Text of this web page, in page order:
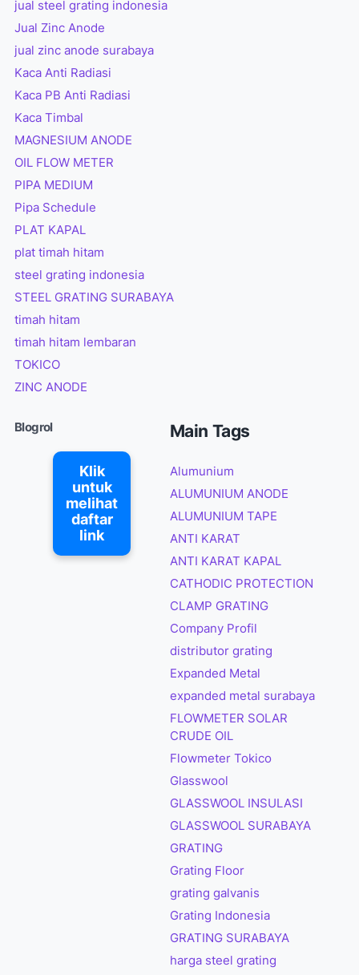
jual steel grating indonesia
Jual Zinc Anode
jual zinc anode surabaya
Kaca Anti Radiasi
Kaca PB Anti Radiasi
Kaca Timbal
MAGNESIUM ANODE
OIL FLOW METER
PIPA MEDIUM
Pipa Schedule
PLAT KAPAL
plat timah hitam
steel grating indonesia
STEEL GRATING SURABAYA
timah hitam
timah hitam lembaran
TOKICO
ZINC ANODE
Blogrol
Klik
untuk
melihat
daftar
link
Main Tags
Alumunium
ALUMUNIUM ANODE
ALUMUNIUM TAPE
ANTI KARAT
ANTI KARAT KAPAL
CATHODIC PROTECTION
CLAMP GRATING
Company Profil
distributor grating
Expanded Metal
expanded metal surabaya
FLOWMETER SOLAR
CRUDE OIL
Flowmeter Tokico
Glasswool
GLASSWOOL INSULASI
GLASSWOOL SURABAYA
GRATING
Grating Floor
grating galvanis
Grating Indonesia
GRATING SURABAYA
harga steel grating